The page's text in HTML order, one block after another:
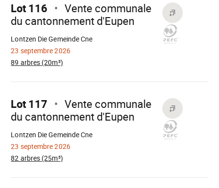
Lot 116
Vente communale
du cantonnement d'Eupen
23 septembre 2026
Lontzen Die Gemeinde Cne
89 arbres (20m³)
Chargement
Aller
Lot 117
Vente communale
du cantonnement d'Eupen
23 septembre 2026
Lontzen Die Gemeinde Cne
82 arbres (25m³)
Chargement
Aller